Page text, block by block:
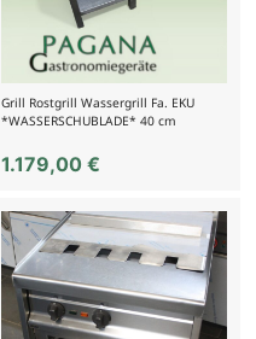
Grill Rostgrill Wassergrill Fa. EKU
*WASSERSCHUBLADE* 40 cm
1.179,00€